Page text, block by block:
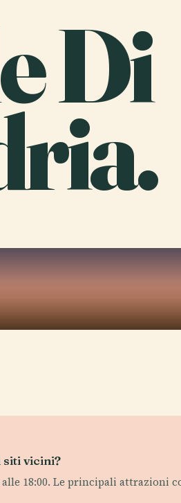
Di
siti vicini?
18:00. Le principali attrazioni